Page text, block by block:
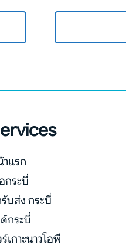
แรก
กระบี่
บส่ง กระบี่
กระบี่
เกาะนาวโอพี